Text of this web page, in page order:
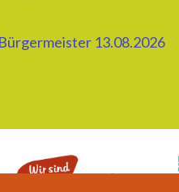
13.08.2026